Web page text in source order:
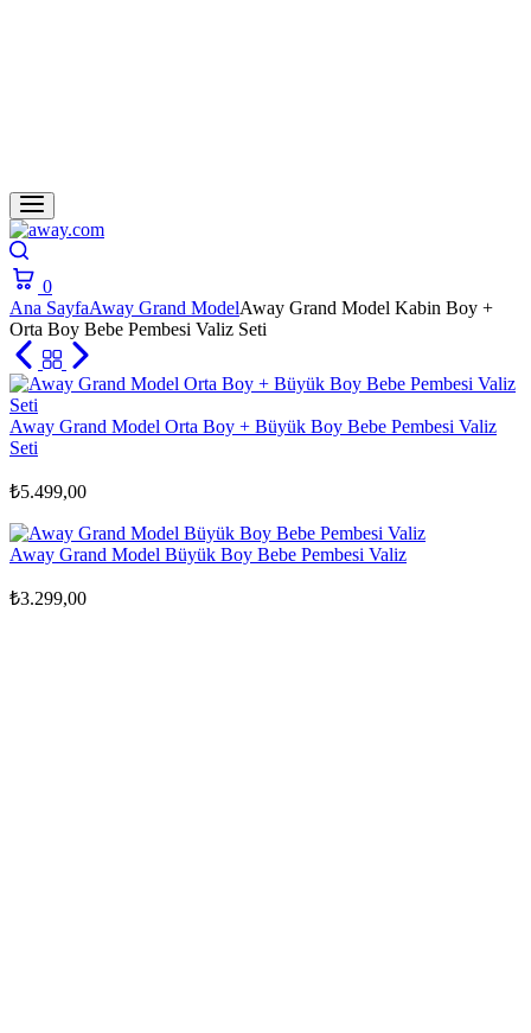
0
Cart
Ana SayfaAway Grand ModelAway Grand Model Kabin Boy +
Orta Boy Bebe Pembesi Valiz Seti
Away Grand Model Orta Boy + Büyük Boy Bebe Pembesi Valiz
Seti
₺5.499,00
Away Grand Model Büyük Boy Bebe Pembesi Valiz
₺3.299,00